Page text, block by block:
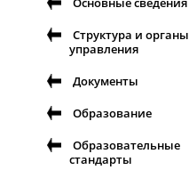
Структура и органы
управления
Документы
Образование
Образовательные
стандарты